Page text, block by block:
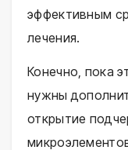
эффективным
лечения.
Конечно, пока
нужны
открытие